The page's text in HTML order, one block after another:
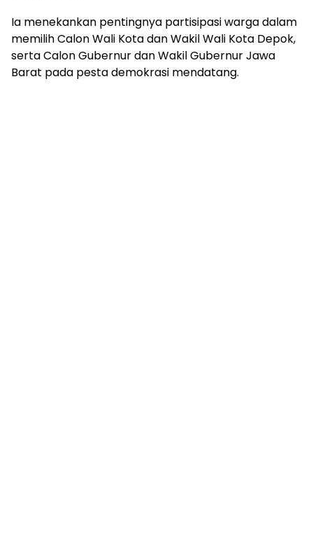
Ia menekankan pentingnya partisipasi warga dalam
memilih Calon Wali Kota dan Wakil Wali Kota Depok,
serta Calon Gubernur dan Wakil Gubernur Jawa
Barat pada pesta demokrasi mendatang.